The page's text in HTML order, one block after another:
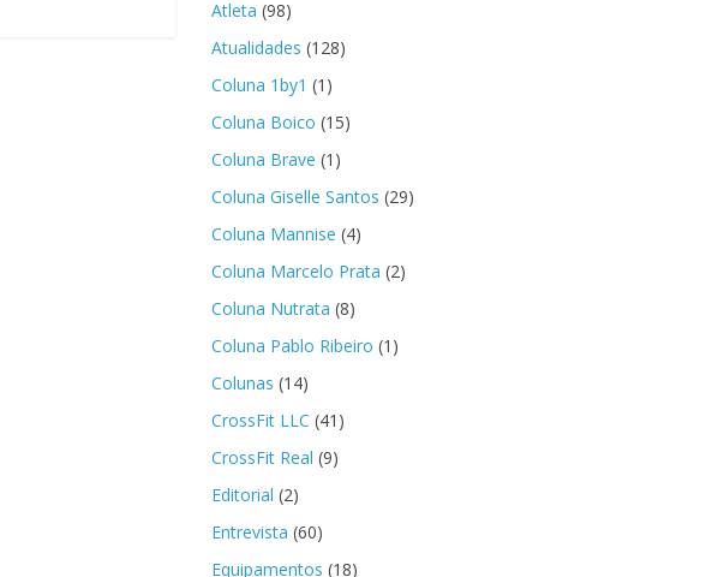
Atleta (98)
Atualidades (128)
Coluna 1by1 (1)
Coluna Boico (15)
Coluna Brave (1)
Coluna Giselle Santos (29)
Coluna Mannise (4)
Coluna Marcelo Prata (2)
Coluna Nutrata (8)
Coluna Pablo Ribeiro (1)
Colunas (14)
CrossFit LLC (41)
CrossFit Real (9)
Editorial (2)
Entrevista (60)
Equipamentos (18)